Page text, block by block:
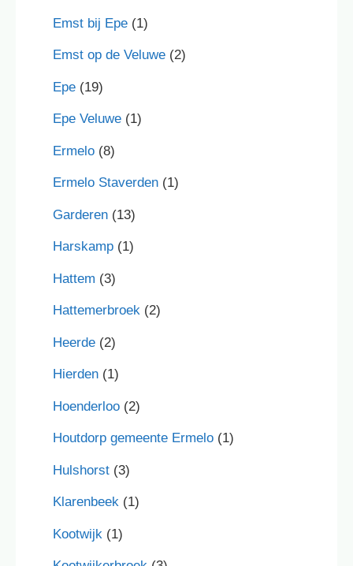
Emst bij Epe (1)
Emst op de Veluwe (2)
Epe (19)
Epe Veluwe (1)
Ermelo (8)
Ermelo Staverden (1)
Garderen (13)
Harskamp (1)
Hattem (3)
Hattemerbroek (2)
Heerde (2)
Hierden (1)
Hoenderloo (2)
Houtdorp gemeente Ermelo (1)
Hulshorst (3)
Klarenbeek (1)
Kootwijk (1)